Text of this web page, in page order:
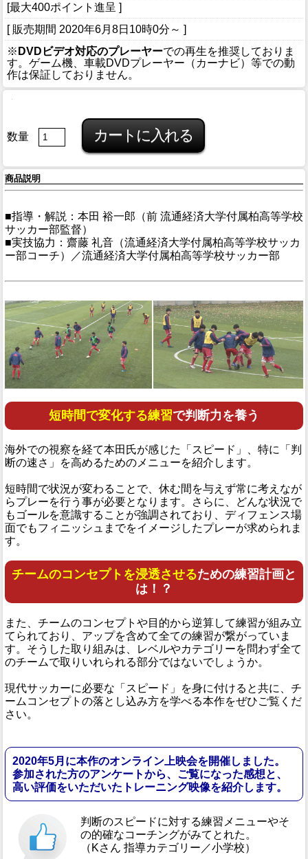
[最大400ポイント進呈 ]
[ 販売期間 2020年6月8日10時0分 ～ ]
※ DVDビデオ対応のプレーヤーでの再生を推奨しておりま
す。ゲーム機、車載DVDプレーヤー（カーナビ）等での動
作は保証しておりません。
数量
商品説明
■指導・解説：本田 裕一郎（前 流通経済大学付属柏高等学校
サッカー部監督）
■実技協力：齋藤 礼音（流通経済大学付属柏高等学校サッカ
ー部コーチ）／流通経済大学付属柏高等学校サッカー部
短時間で変化する練習で判断力を養う
海外での視察を経て本田氏が感じた「スピード」、特に「判
断の速さ」を高めるためのメニューを紹介します。
短時間で状況が変わることで、休む間を与えず常に考えなが
らプレーを行う事が必要となります。さらに、どんな状況で
もゴールを意識することが強調されており、ディフェンス場
面でもフィニッシュまでをイメージしたプレーが求められま
す。
チームのコンセプトを浸透させるための練習計画と
は！？
また、チームのコンセプトや目的から逆算して練習が組み立
てられており、アップを含めて全ての練習が繋がっていま
す。そうした取り組みは、レベルやカテゴリーを問わず全て
のチームで取りいれられる部分ではないでしょうか。
現代サッカーに必要な「スピード」を身に付けると共に、チ
ームコンセプトの落とし込み方を学べる本作をぜひご覧くだ
さい。
2020年5月に本作のオンライン上映会を開催しました。
参加された方のアンケートから、ご覧になった感想と、
高い評価をいただいたトレーニング映像を紹介します。
判断のスピードに対する練習メニューやそ
の的確なコーチングがみてとれた。
（Kさん 指導カテゴリー／小学校）